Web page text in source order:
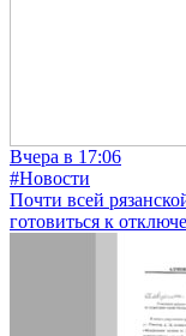
Вчера в 17:06
#Новости
Почти всей
готовиться к